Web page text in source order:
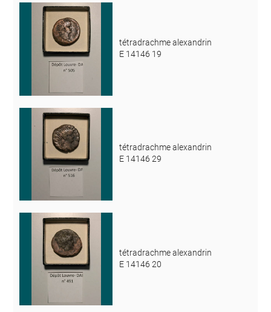
tétradrachme alexandrin
E 14146 19
tétradrachme alexandrin
E 14146 29
tétradrachme alexandrin
E 14146 20